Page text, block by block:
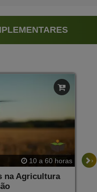
10 a 60 horas
na Agricultura
›